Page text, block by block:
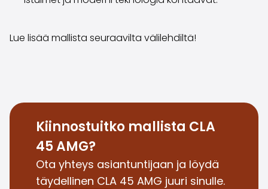
Saka Select
Toimipisteet
Yhteydenotto
Rekrytointi
Laskutustiedot
Medialle
Kokemuksia Sakasta
Reklamaatiot
Lue lisää mallista seuraavilta välilehdiltä!
Kiinnostuitko mallista CLA
45 AMG?
Ota yhteys asiantuntijaan ja löydä
täydellinen CLA 45 AMG juuri sinulle.